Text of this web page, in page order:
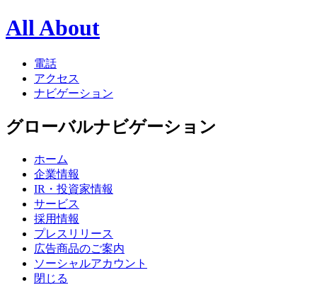
All About
電話
アクセス
ナビゲーション
グローバルナビゲーション
ホーム
企業情報
IR・投資家情報
サービス
採用情報
プレスリリース
広告商品のご案内
ソーシャルアカウント
閉じる